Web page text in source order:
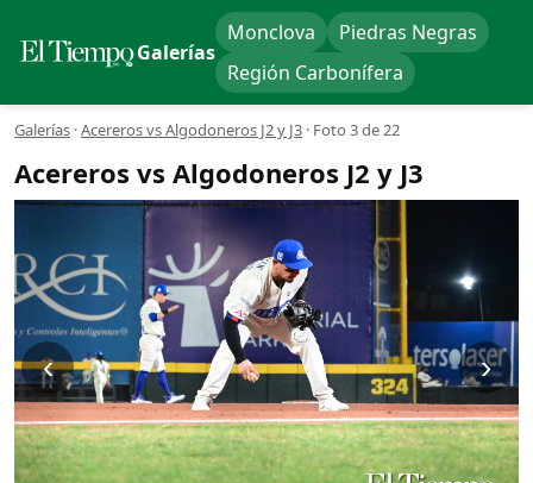
Galerías
Monclova
Piedras Negras
Región Carbonífera
Galerías ·Acereros vs Algodoneros J2 y J3 · Foto 3 de 22
Acereros vs Algodoneros J2 y J3
‹ ›